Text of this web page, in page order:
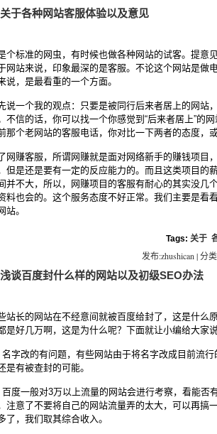
关于各种网站客服体验以及意见
个标准的网虫，有时候也做各种网站的试客。提意
网站来说，印象最深的是客服。不论这个网站是做
说，是最看重的一个方面。
说一个我的观点：只要是被同行后来者居上的网站
不信的话，你可以找一个你感觉到“后来者居上”的
那个老网站的客服电话，你对比一下两者的态度，
网赚客服，所谓网赚就是面对网络新手的赚钱项目
但是还是要有一定的反应能力的。而且这类项目的
并不大，所以，网赚项目的客服有耐心的其实没几
料也会的。这个服务态度不好正常。我们主要是看
站。
Tags: 关于
发布:zhushican | 分
浅谈百度封什么样的网站以及初级SEO办法
站长的网站在不经意间就被百度给封了，这是什么
是好几万啊，这是为什么呢？下面就让小编给大家
名字改的有问题，有些网站由于将名字改成目前流
是有被查封的可能。
百度一般对3万以上流量的网站会进行考察，看能否
注意了不要将自己的网站流量弄的太大，可以再搞
了，我们取其综合收入。